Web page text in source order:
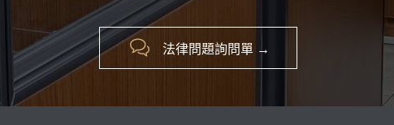
 法律問題詢問單 →